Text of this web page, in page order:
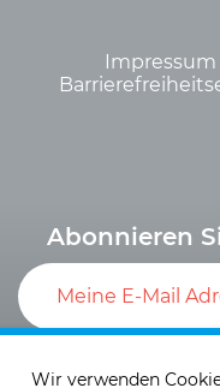
Impressum
Abonnieren
Einwilligung zum
Wir verwenden